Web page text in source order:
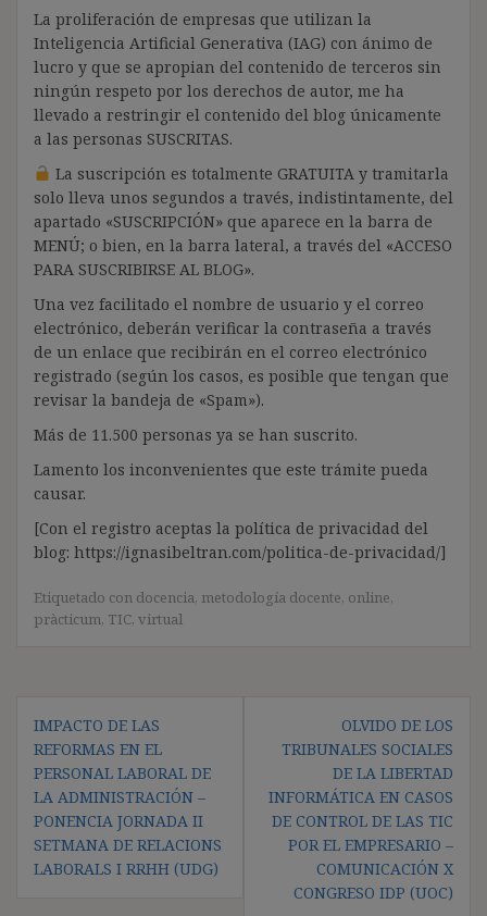
La proliferación de empresas que utilizan la
Inteligencia Artificial Generativa (IAG) con ánimo de
lucro y que se apropian del contenido de terceros sin
ningún respeto por los derechos de autor, me ha
llevado a restringir el contenido del blog únicamente
a las personas SUSCRITAS.
La suscripción es totalmente GRATUITA y tramitarla
solo lleva unos segundos a través, indistintamente, del
apartado «SUSCRIPCIÓN» que aparece en la barra de
MENÚ; o bien, en la barra lateral, a través del «ACCESO
PARA SUSCRIBIRSE AL BLOG».
Una vez facilitado el nombre de usuario y el correo
electrónico, deberán verificar la contraseña a través
de un enlace que recibirán en el correo electrónico
registrado (según los casos, es posible que tengan que
revisar la bandeja de «Spam»).
Más de 11.500 personas ya se han suscrito.
Lamento los inconvenientes que este trámite pueda
causar.
[Con el registro aceptas la política de privacidad del
blog: https://ignasibeltran.com/politica-de-privacidad/]
Etiquetado con docencia, metodología docente, online,
pràcticum, TIC, virtual
de
entradas
IMPACTO DE LAS
REFORMAS EN EL
PERSONAL LABORAL DE
LA ADMINISTRACIÓN –
PONENCIA JORNADA II
SETMANA DE RELACIONS
LABORALS I RRHH (UDG)
OLVIDO DE LOS
TRIBUNALES SOCIALES
DE LA LIBERTAD
INFORMÁTICA EN CASOS
DE CONTROL DE LAS TIC
POR EL EMPRESARIO –
COMUNICACIÓN X
CONGRESO IDP (UOC)